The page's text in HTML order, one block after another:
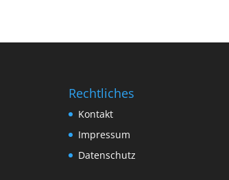
Rechtliches
Kontakt
Impressum
Datenschutz